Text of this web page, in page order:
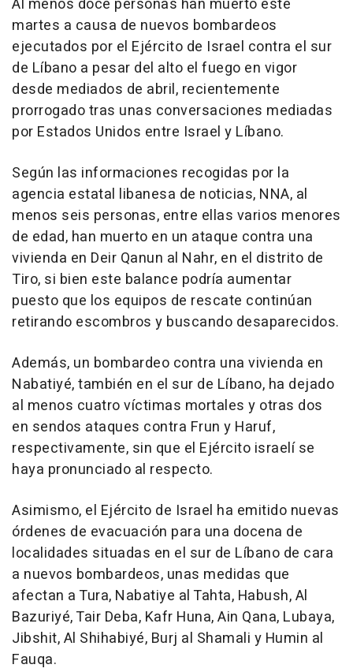
Al menos doce personas han muerto este
martes a causa de nuevos bombardeos
ejecutados por el Ejército de Israel contra el sur
de Líbano a pesar del alto el fuego en vigor
desde mediados de abril, recientemente
prorrogado tras unas conversaciones mediadas
por Estados Unidos entre Israel y Líbano.
Según las informaciones recogidas por la
agencia estatal libanesa de noticias, NNA, al
menos seis personas, entre ellas varios menores
de edad, han muerto en un ataque contra una
vivienda en Deir Qanun al Nahr, en el distrito de
Tiro, si bien este balance podría aumentar
puesto que los equipos de rescate continúan
retirando escombros y buscando desaparecidos.
Además, un bombardeo contra una vivienda en
Nabatiyé, también en el sur de Líbano, ha dejado
al menos cuatro víctimas mortales y otras dos
en sendos ataques contra Frun y Haruf,
respectivamente, sin que el Ejército israelí se
haya pronunciado al respecto.
Asimismo, el Ejército de Israel ha emitido nuevas
órdenes de evacuación para una docena de
localidades situadas en el sur de Líbano de cara
a nuevos bombardeos, unas medidas que
afectan a Tura, Nabatiye al Tahta, Habush, Al
Bazuriyé, Tair Deba, Kafr Huna, Ain Qana, Lubaya,
Jibshit, Al Shihabiyé, Burj al Shamali y Humin al
Fauqa.